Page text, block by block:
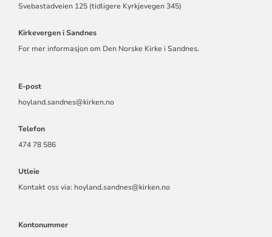
Svebastadveien 125 (tidligere Kyrkjevegen 345)
Kirkevergen i Sandnes
For mer informasjon om Den Norske Kirke i Sandnes.
E-post
hoyland.sandnes@kirken.no
Telefon
474 78 586
Utleie
Kontakt oss via: hoyland.sandnes@kirken.no
Kontonummer